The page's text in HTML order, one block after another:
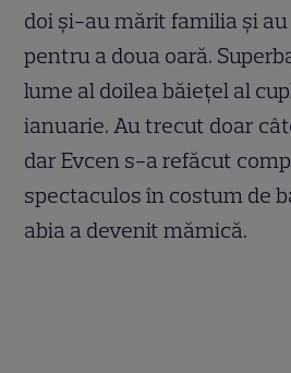
doi și-au mărit familia și
pentru a doua oară.
lume al doilea băiețel al
ianuarie. Au trecut doar
dar Evcen s-a refăcut
spectaculos în costum de
abia a devenit mămică.